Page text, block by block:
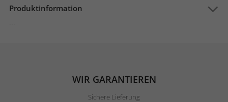
Produktinformation
...
WIR GARANTIEREN
Sichere Lieferung